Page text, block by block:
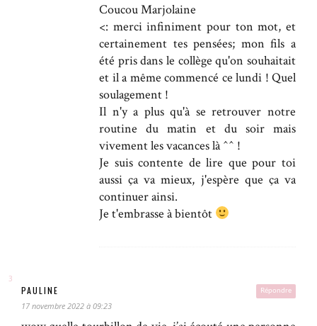
Coucou Marjolaine
<: merci infiniment pour ton mot, et
certainement tes pensées; mon fils a
été pris dans le collège qu'on souhaitait
et il a même commencé ce lundi ! Quel
soulagement !
Il n'y a plus qu'à se retrouver notre
routine du matin et du soir mais
vivement les vacances là ^^ !
Je suis contente de lire que pour toi
aussi ça va mieux, j'espère que ça va
continuer ainsi.
Je t'embrasse à bientôt
Répondre
PAULINE
17 novembre 2022 à 09:23